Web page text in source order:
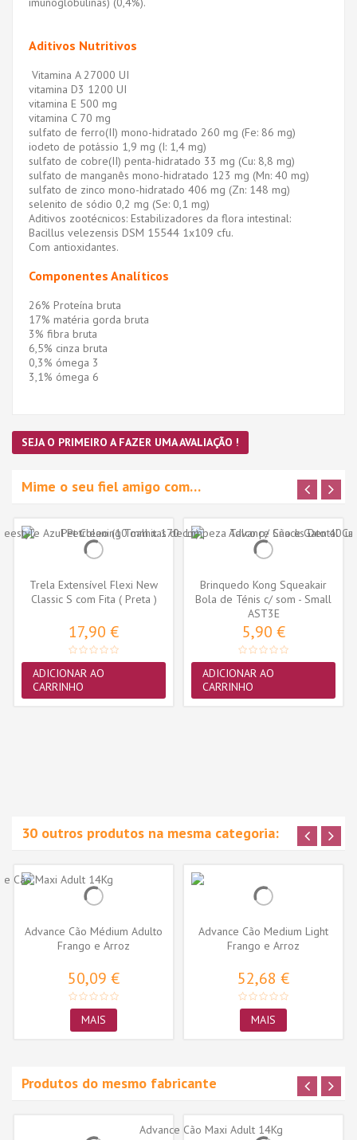
Aditivos Nutritivos
Vitamina A 27000 UI
vitamina D3 1200 UI
vitamina E 500 mg
vitamina C 70 mg
sulfato de ferro(II) mono-hidratado 260 mg (Fe: 86 mg)
iodeto de potássio 1,9 mg (I: 1,4 mg)
sulfato de cobre(II) penta-hidratado 33 mg (Cu: 8,8 mg)
sulfato de manganês mono-hidratado 123 mg (Mn: 40 mg)
sulfato de zinco mono-hidratado 406 mg (Zn: 148 mg)
selenito de sódio 0,2 mg (Se: 0,1 mg)
Aditivos zootécnicos: Estabilizadores da flora intestinal:
Bacillus velezensis DSM 15544 1x109 cfu.
Com antioxidantes.
Componentes Analíticos
26% Proteína bruta
17% matéria gorda bruta
3% fibra bruta
6,5% cinza bruta
0,3% ómega 3
3,1% ómega 6
SEJA O PRIMEIRO A FAZER UMA AVALIAÇÃO !
Mime o seu fiel amigo com…
Trela Extensível Flexi New
Classic S com Fita ( Preta )
17,90 €
ADICIONAR AO
CARRINHO
Brinquedo Kong Squeakair
Bola de Ténis c/ som - Small
-...
AST3E
5,90 €
ADICIONAR AO
CARRINHO
30 outros produtos na mesma categoria:
Advance Cão Médium Adulto
Frango e Arroz
50,09 €
MAIS
Advance Cão Medium Light
Frango e Arroz
52,68 €
MAIS
Produtos do mesmo fabricante